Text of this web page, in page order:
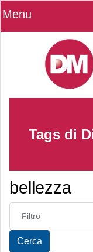
Menu
Tags di
bellezza
Inserisci parte
Cerca